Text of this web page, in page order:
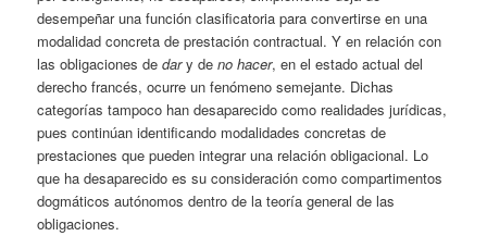
desempeñar una función clasificatoria para convertirse en una
modalidad concreta de prestación contractual. Y en relación con
las obligaciones dedary deno hacer, en el estado actual del
derecho francés, ocurre un fenómeno semejante. Dichas
categorías tampoco han desaparecido como realidades jurídicas,
pues continúan identificando modalidades concretas de
prestaciones que pueden integrar una relación obligacional. Lo
que ha desaparecido es su consideración como compartimentos
dogmáticos autónomos dentro de la teoría general de las
obligaciones.